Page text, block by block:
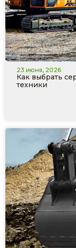
23 июня, 2026
Как выбрать
техники